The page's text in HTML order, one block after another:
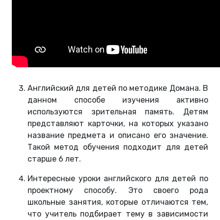
Английский для детей по методике Домана. В
данном способе изучения активно
используются зрительная память. Детям
представляют карточки, на которых указано
название предмета и описано его значение.
Такой метод обучения подходит для детей
старше 6 лет.
Интересные уроки английского для детей по
проектному способу. Это своего рода
школьные занятия, которые отличаются тем,
что учитель подбирает тему в зависимости